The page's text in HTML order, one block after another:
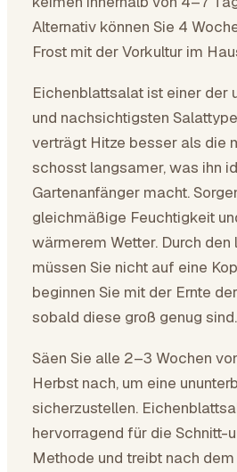
Alternativ können Sie 4
Frost mit der Vorkultur im
Eichenblattsalat ist einer der
und nachsichtigsten
verträgt Hitze besser als die
schosst langsamer, was ihn
Gartenanfänger macht.
gleichmäßige Feuchtigkeit
wärmerem Wetter. Durch den
müssen Sie nicht auf eine
beginnen Sie mit der Ernte
sobald diese groß genug sind.
Säen Sie alle 2–3 Wochen
Herbst nach, um eine
sicherzustellen.
hervorragend für die
Methode und treibt nach